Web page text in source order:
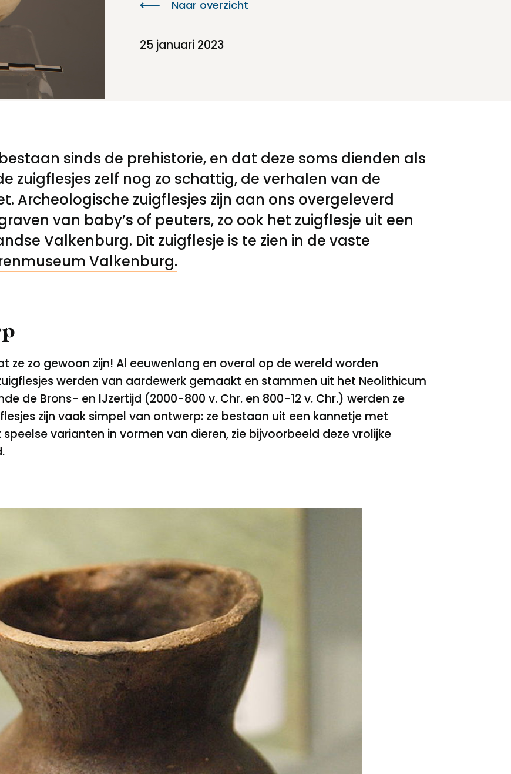
Toegankelijkheid
Privacyverklaring
Naar overzicht
25 januari 2023
sinds de prehistorie, en dat deze soms dienden als
zuigflesjes zelf nog zo schattig, de verhalen van de
Archeologische zuigflesjes zijn aan ons overgeleverd
van baby’s of peuters, zo ook het zuigflesje uit een
Valkenburg. Dit zuigflesje is te zien in de vaste
Valkenburg.
ze zo gewoon zijn! Al eeuwenlang en overal op de wereld worden
werden van aardewerk gemaakt en stammen uit het Neolithicum
de Brons- en IJzertijd (2000-800 v. Chr. en 800-12 v. Chr.) werden ze
zijn vaak simpel van ontwerp: ze bestaan uit een kannetje met
varianten in vormen van dieren, zie bijvoorbeeld deze vrolijke